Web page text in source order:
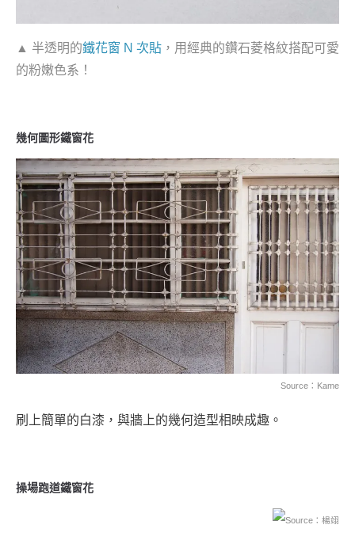
▲ 半透明的鐵花窗 N 次貼 ，用經典的鑽石菱格紋搭配可愛
的粉嫩色系！
幾何圖形鐵窗花
Source：Kame
刷上簡單的白漆，與牆上的幾何造型相映成趣。
操場跑道鐵窗花
Source：楊翊